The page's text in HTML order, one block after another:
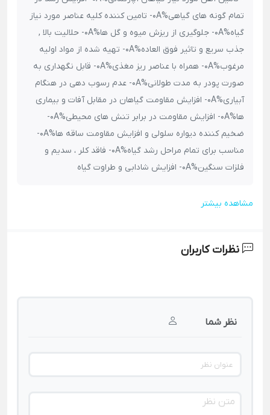
تمام گونه های گیاهی%0A- تامین کننده کلیه عناصر مورد نیاز
گیاه%0A- جلوگیری از ریزش میوه و گل ها%0A- حلالیت بالا ,
جذب سریع و تاثیر فوق العاده%0A- تهیه شده از مواد اولیه
مرغوب%0A- همراه با عناصر ریز مغذی%0A- قابل نگهداری به
صورت پودر به مدت طولانی%0A- عدم رسوب دهی در هنگام
آبیاری%0A- افزایش مقاومت گیاهان در مقابل آفات و بیماری
ها%0A- افزایش مقاومت در برابر تنش های محیطی%0A-
ضخیم کننده دیواره سلولی و افزایش مقاومت ساقه ها%0A-
مناسب برای تمام مراحل رشد گیاه%0A- فاقد کلر ، سدیم و
فلزات سنگین%0A- افزایش شادابی و طراوت گیاه
مشاهده بیشتر
نظرات کاربران
نظر شما